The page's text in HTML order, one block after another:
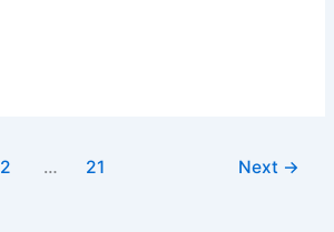
2 … 21 Next →